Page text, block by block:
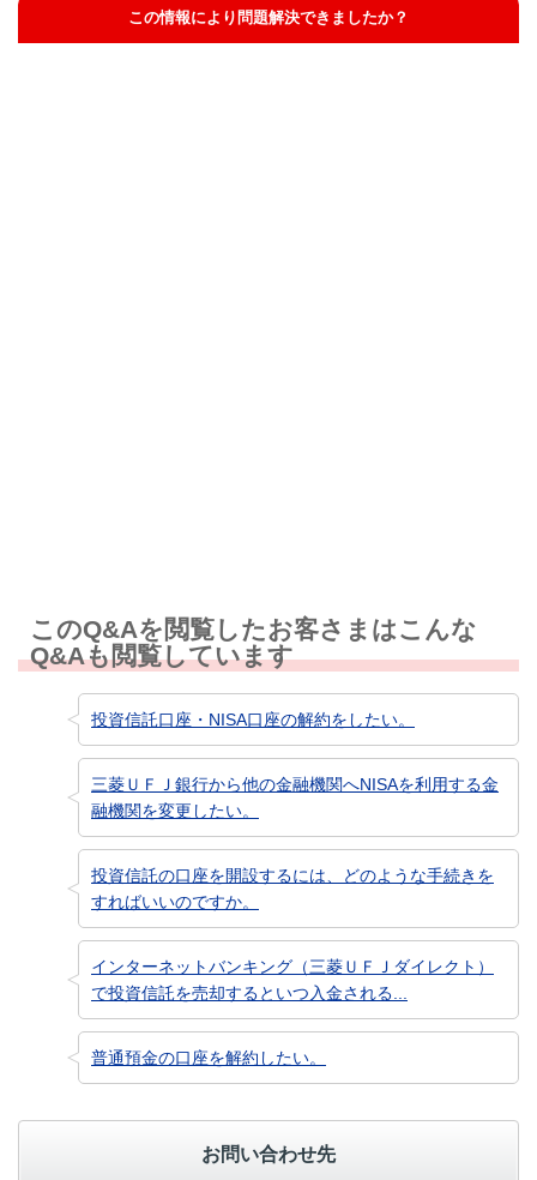
この情報により問題解決できましたか？
このQ&Aを閲覧したお客さまはこんな
Q&Aも閲覧しています
投資信託口座・NISA口座の解約をしたい。
三菱ＵＦＪ銀行から他の金融機関へNISAを利用する金
融機関を変更したい。
投資信託の口座を開設するには、どのような手続きを
すればいいのですか。
インターネットバンキング（三菱ＵＦＪダイレクト）
で投資信託を売却するといつ入金される...
普通預金の口座を解約したい。
お問い合わせ先